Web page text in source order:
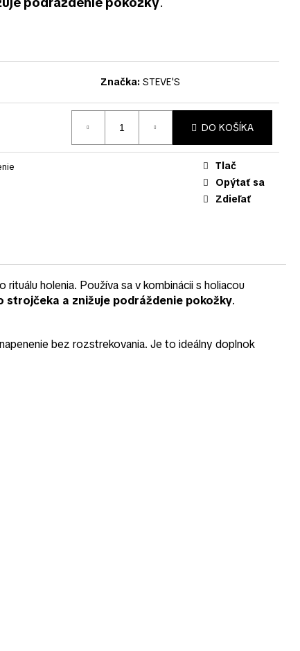
Značka:STEVE'S
DO KOŠÍKA
Tlač
Opýtať sa
Zdieľať
rituálu holenia. Používa sa v kombinácii s holiacou
strojčeka a znižuje podráždenie pokožky.
bez rozstrekovania. Je to ideálny doplnok